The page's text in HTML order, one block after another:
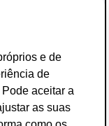
e de
de
aceitar a
as suas